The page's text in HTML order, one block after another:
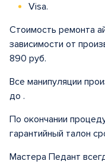
Visa.
Стоимость ремонта
зависимости от
890 руб.
Все манипуляции
до .
По окончании
гарантийный талон
Мастера Педант